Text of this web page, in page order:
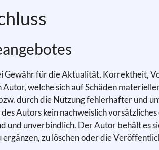
Gewähr für die Aktualität, Korrektheit,
Autor, welche sich auf Schäden
durch die Nutzung fehlerhafter und
des Autors kein nachweislich
und unverbindlich. Der Autor behält es
zu löschen oder die